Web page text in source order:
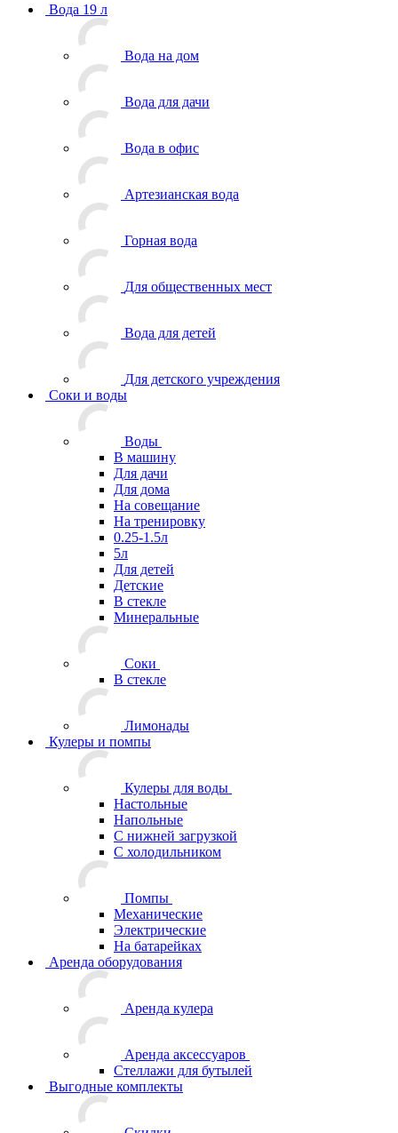
Вода 19 л
Вода на дом
Вода для дачи
Вода в офис
Артезианская вода
Горная вода
Для общественных мест
Вода для детей
Для детского учреждения
Соки и воды
Воды
В машину
Для дачи
Для дома
На совещание
На тренировку
0.25-1.5л
5л
Для детей
Детские
В стекле
Минеральные
Соки
В стекле
Лимонады
Кулеры и помпы
Кулеры для воды
Настольные
Напольные
С нижней загрузкой
С холодильником
Помпы
Механические
Электрические
На батарейках
Аренда оборудования
Аренда кулера
Аренда аксессуаров
Стеллажи для бутылей
Выгодные комплекты